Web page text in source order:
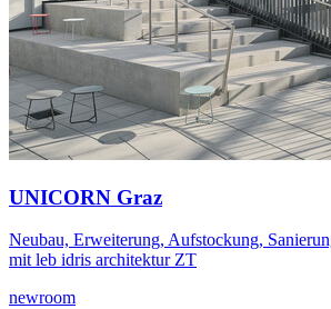
UNICORN Graz
Neubau, Erweiterung, Aufstockung,
mit leb idris architektur ZT
newroom